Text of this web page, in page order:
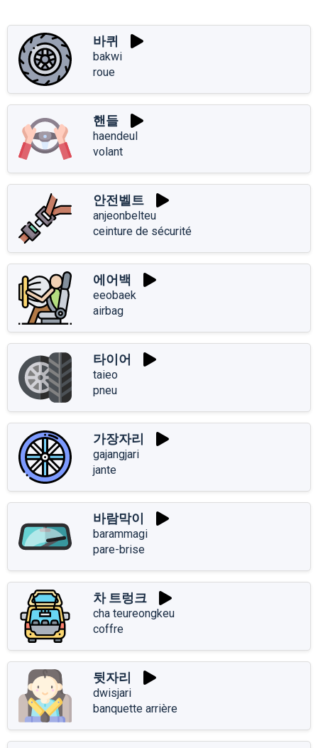
바퀴
bakwi
roue
핸들
haendeul
volant
안전벨트
anjeonbelteu
ceinture de sécurité
에어백
eeobaek
airbag
타이어
taieo
pneu
가장자리
gajangjari
jante
바람막이
barammagi
pare-brise
차 트렁크
cha teureongkeu
coffre
뒷자리
dwisjari
banquette arrière